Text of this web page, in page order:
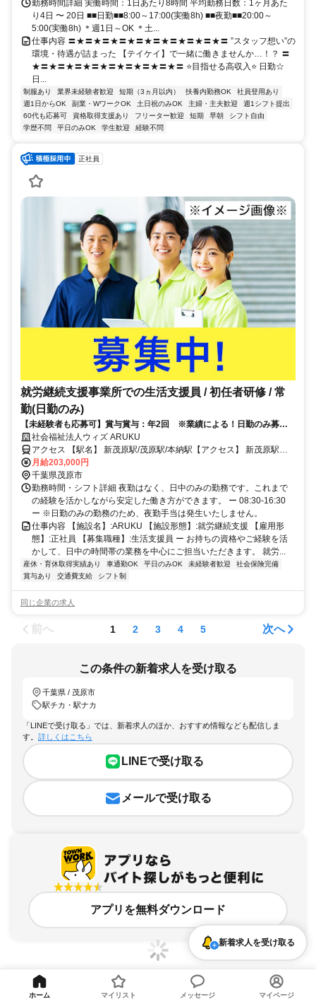
勤務時間詳細 実働時間：1日あたり8時間 平均勤務日数：1ヶ月あた
り4日 〜 20日 ■■日勤■■8:00～17:00(実働8h) ■■夜勤■■20:00～
5:00(実働8h) ＊週1日～OK ＊土...
仕事内容 〓★〓★〓★〓★〓★〓★〓★〓★〓★〓 ”スタッフ想い”の
環境・待遇が詰まった 【テイケイ】で一緒に働きませんか…！？ 〓
★〓★〓★〓★〓★〓★〓★〓★〓★〓 ⭐目指せる高収入⭐ 日勤☆
日...
制服あり 業界未経験者歓迎 短期（3ヵ月以内） 扶養内勤務OK
社員登用あり
週1日からOK
副業・WワークOK 土日祝のみOK 主婦・主夫歓迎
週1シフト提出
60代も応募可
資格取得支援あり フリーター歓迎 短期 早朝
シフト自由
学歴不問
平日のみOK 学生歓迎 経験不問
正社員
就労継続支援事業所での生活支援員 / 初任者研修 / 常
勤(日勤のみ)
【未経験者も応募可】賞与賞与：年2回 ※業績による！日勤のみ募
集！日曜固定休。
社会福祉法人ウィズ ARUKU
アクセス 【駅名】 新茂原駅/茂原駅/本納駅【アクセス】 新茂原駅か
ら徒歩1分
月給203,000円
千葉県茂原市
勤務時間・シフト詳細 夜勤はなく、日中のみの勤務です。これまで
の経験を活かしながら安定した働き方ができます。 ー 08:30-16:30
ー ※日勤のみの勤務のため、夜勤手当は発生いたしません。
仕事内容 【施設名】:ARUKU 【施設形態】:就労継続支援 【雇用形
態】:正社員 【募集職種】:生活支援員 ー お持ちの資格やご経験を活
かして、日中の時間帯の業務を中心にご担当いただきます。 就労...
産休・育休取得実績あり 車通勤OK 平日のみOK 未経験者歓迎
社会保険完備
賞与あり
交通費支給 シフト制
同じ企業の求人
前へ 1 2 3 4 5 次へ
この条件の新着求人を受け取る
千葉県 / 茂原市
駅チカ・駅ナカ
「LINEで受け取る」では、新着求人のほか、おすすめ情報なども配信しま
す。 詳しくはこちら
LINEで受け取る
メールで受け取る
アプリを無料ダウンロード
新着求人を受け取る
ホーム マイリスト メッセージ マイページ